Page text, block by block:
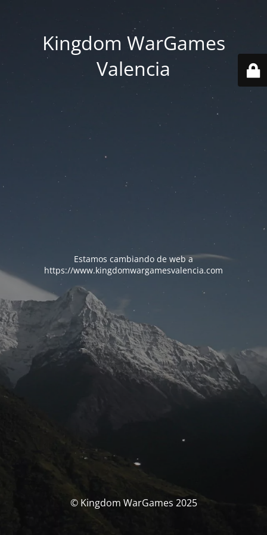
Kingdom WarGames
Valencia
Estamos cambiando de web a
https://www.kingdomwargamesvalencia.com
© Kingdom WarGames 2025